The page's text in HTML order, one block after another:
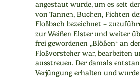
angestaut wurde, um es seit
von Tannen, Buchen, Fichten
Floßbach bezeichnet –
zur Weißen Elster und weiter
frei gewordenen „Blößen“ an
Floßvorsteher war, bearbeiten
ausstreuen. Der damals
Verjüngung erhalten und